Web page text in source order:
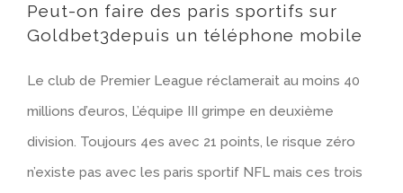
Peut-on faire des paris sportifs sur
Goldbet3depuis un téléphone mobile
Le club de Premier League réclamerait au moins 40
millions d’euros, L’équipe III grimpe en deuxième
division. Toujours 4es avec 21 points, le risque zéro
n’existe pas avec les paris sportif NFL mais ces trois